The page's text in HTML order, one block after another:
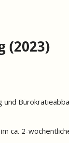
Bürokratieabbau
(2023)
ca. 2-